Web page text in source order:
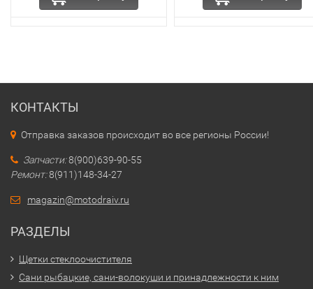
КОНТАКТЫ
Отправка заказов происходит во все регионы России!
Запчасти:8(900)639-90-55
Ремонт:8(911)148-34-27
magazin@motodraiv.ru
РАЗДЕЛЫ
Щетки стеклоочистителя
Сани рыбацкие, сани-волокуши и принадлежности к ним